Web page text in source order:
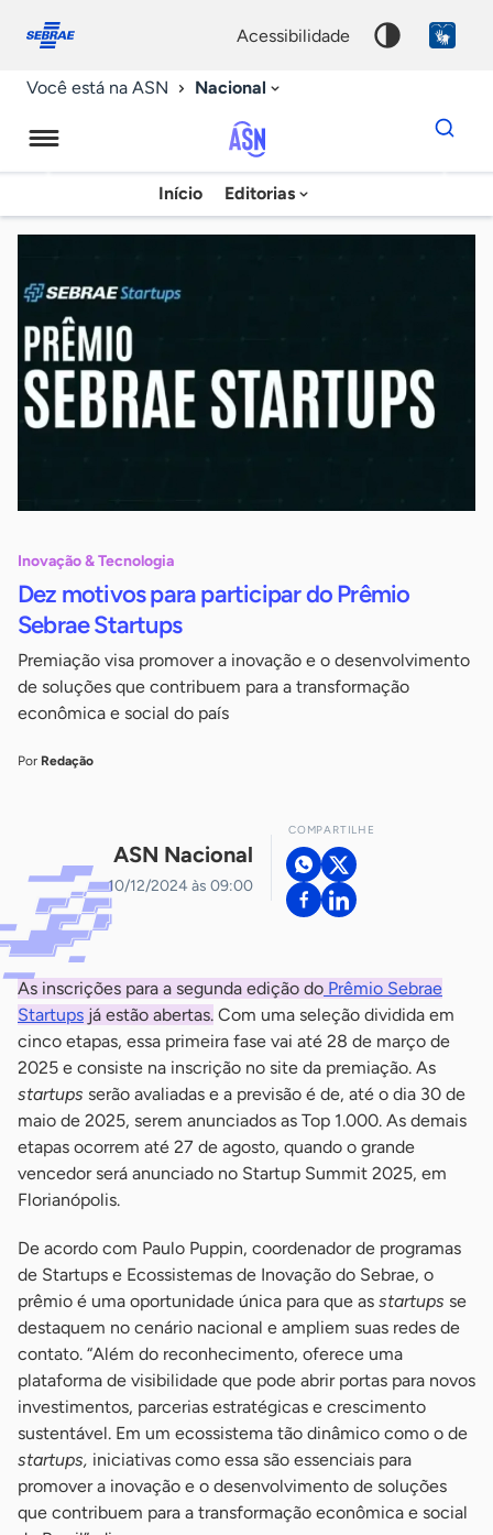
conosco
acessibilidade
Você está na ASN Nacional
Agência
Sebrae
Início Editorias
Dados
para
chave
Inovação & Tecnologia
Dez motivos para participar do Prêmio
Sebrae Startups
Premiação visa promover a inovação e o desenvolvimento
de soluções que contribuem para a transformação
econômica e social do país
Por Redação
ASN Nacional
10/12/2024 às 09:00
COMPARTILHE
As inscrições para a segunda edição do Prêmio Sebrae
Startups já estão abertas. Com uma seleção dividida em
cinco etapas, essa primeira fase vai até 28 de março de
2025 e consiste na inscrição no site da premiação. As
startups serão avaliadas e a previsão é de, até o dia 30 de
maio de 2025, serem anunciados as Top 1.000. As demais
etapas ocorrem até 27 de agosto, quando o grande
vencedor será anunciado no Startup Summit 2025, em
Florianópolis.
De acordo com Paulo Puppin, coordenador de programas
de Startups e Ecossistemas de Inovação do Sebrae, o
prêmio é uma oportunidade única para que as startups se
destaquem no cenário nacional e ampliem suas redes de
contato. “Além do reconhecimento, oferece uma
plataforma de visibilidade que pode abrir portas para novos
investimentos, parcerias estratégicas e crescimento
sustentável. Em um ecossistema tão dinâmico como o de
startups, iniciativas como essa são essenciais para
promover a inovação e o desenvolvimento de soluções
que contribuem para a transformação econômica e social